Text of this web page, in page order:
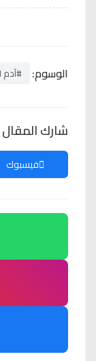
الوسوم: #آدم
شارك المقال
فيسبوك